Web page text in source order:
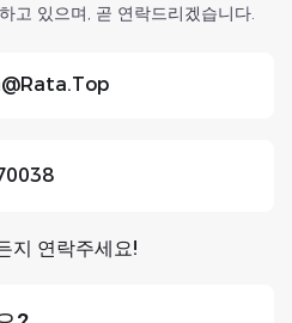
고 있으며, 곧 연락드리겠습니다.
지 연락주세요!